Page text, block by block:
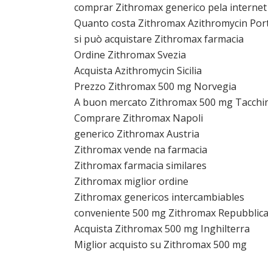
comprar Zithromax generico pela internet
Quanto costa Zithromax Azithromycin
si può acquistare Zithromax farmacia
Ordine Zithromax Svezia
Acquista Azithromycin Sicilia
Prezzo Zithromax 500 mg Norvegia
A buon mercato Zithromax 500 mg
Comprare Zithromax Napoli
generico Zithromax Austria
Zithromax vende na farmacia
Zithromax farmacia similares
Zithromax miglior ordine
Zithromax genericos intercambiables
conveniente 500 mg Zithromax
Acquista Zithromax 500 mg Inghilterra
Miglior acquisto su Zithromax 500 mg